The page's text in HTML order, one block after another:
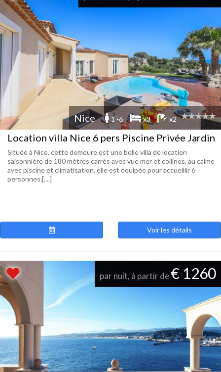
Nice 1 -6 x3 x2
Location villa Nice 6 pers Piscine Privée Jardin
Située à Nice, cette demeure est une belle villa de location
saisonnière de 180 mètres carrés avec vue mer et collines, au calme
avec piscine et climatisation, elle est équipée pour accueillir 6
personnes.[....]
Voir les détails
par nuit, à partir de€ 1260